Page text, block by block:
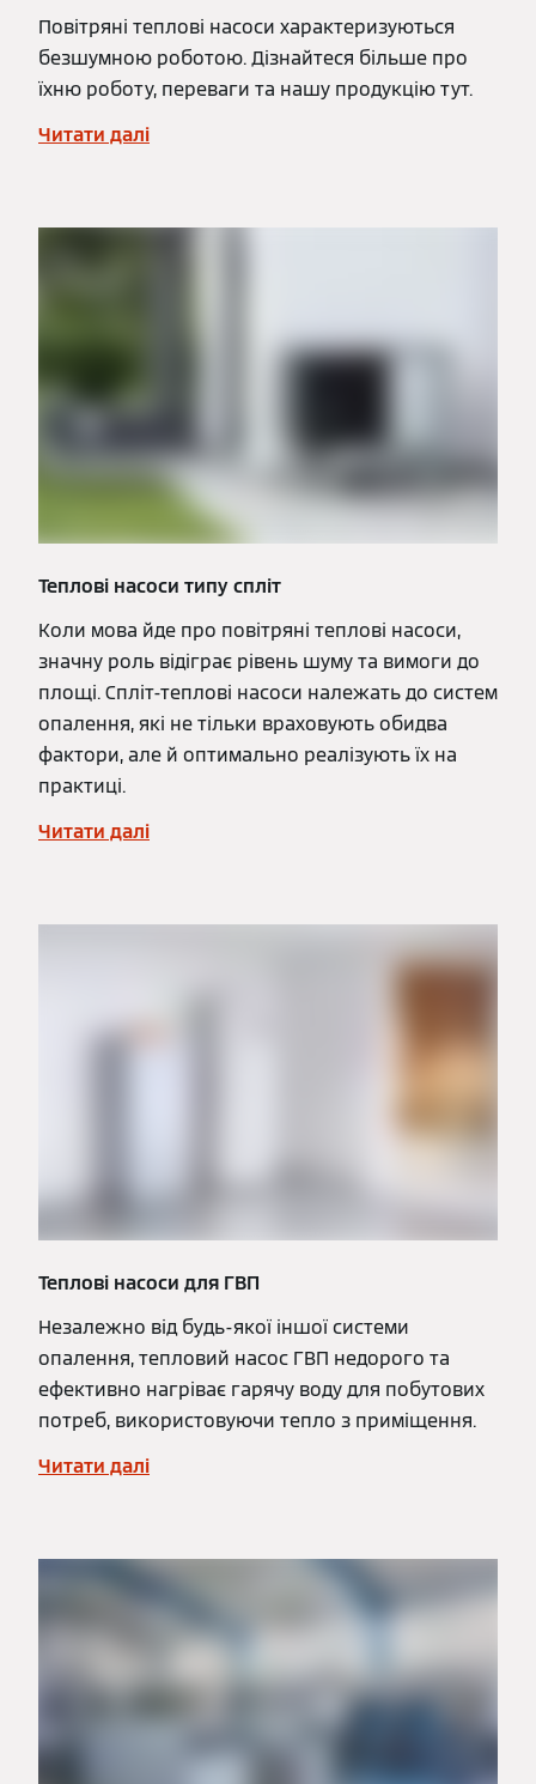
Повітряні теплові насоси характеризуються
безшумною роботою. Дізнайтеся більше про
їхню роботу, переваги та нашу продукцію тут.
Читати далі
Теплові насоси типу спліт
Коли мова йде про повітряні теплові насоси,
значну роль відіграє рівень шуму та вимоги до
площі. Спліт-теплові насоси належать до систем
опалення, які не тільки враховують обидва
фактори, але й оптимально реалізують їх на
практиці.
Читати далі
Теплові насоси для ГВП
Незалежно від будь-якої іншої системи
опалення, тепловий насос ГВП недорого та
ефективно нагріває гарячу воду для побутових
потреб, використовуючи тепло з приміщення.
Читати далі